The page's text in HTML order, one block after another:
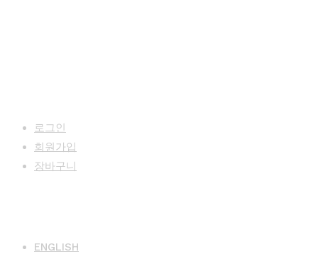
로그인
회원가입
장바구니
ENGLISH